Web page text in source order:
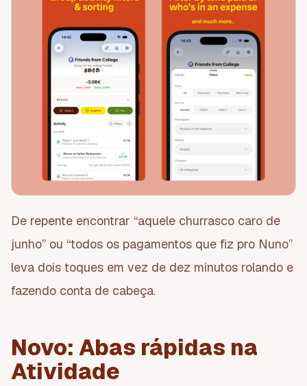
De repente encontrar “aquele churrasco caro de
junho” ou “todos os pagamentos que fiz pro Nuno”
leva dois toques em vez de dez minutos rolando e
fazendo conta de cabeça.
Novo: Abas rápidas na
Atividade